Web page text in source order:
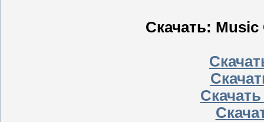
Скачать: Music